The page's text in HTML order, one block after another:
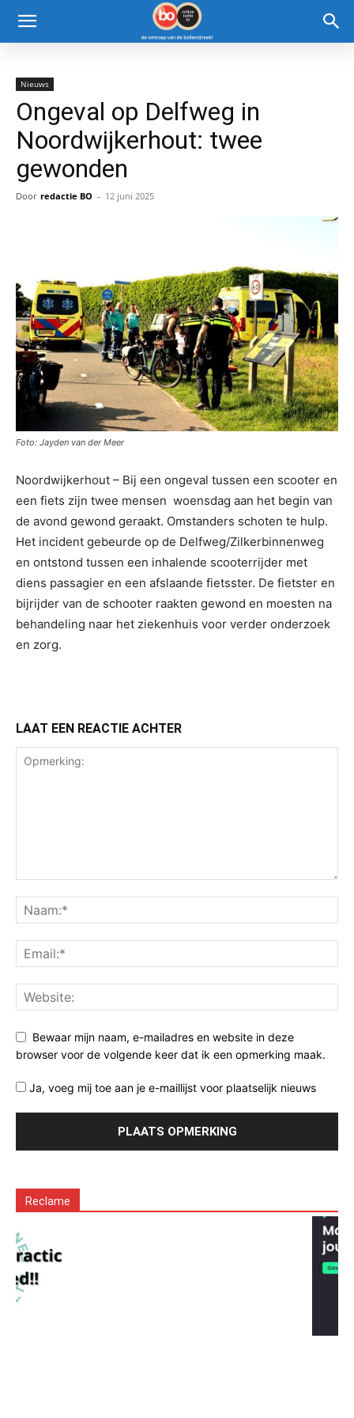
Nieuws
Ongeval op Delfweg in
Noordwijkerhout: twee
gewonden
Door redactie BO - 12 juni 2025
Foto: Jayden van der Meer
Noordwijkerhout – Bij een ongeval tussen een scooter en
een fiets zijn twee mensen woensdag aan het begin van
de avond gewond geraakt. Omstanders schoten te hulp.
Het incident gebeurde op de Delfweg/Zilkerbinnenweg
en ontstond tussen een inhalende scooterrijder met
diens passagier en een afslaande fietsster. De fietster en
bijrijder van de schooter raakten gewond en moesten na
behandeling naar het ziekenhuis voor verder onderzoek
en zorg.
LAAT EEN REACTIE ACHTER
Bewaar mijn naam, e-mailadres en website in deze
browser voor de volgende keer dat ik een opmerking maak.
Ja, voeg mij toe aan je e-maillijst voor plaatselijk nieuws
Reclame